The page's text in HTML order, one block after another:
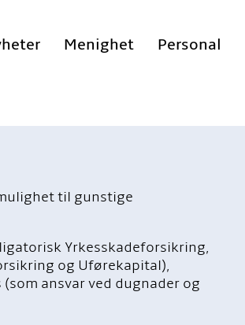
Menighet Personal
til gunstige
Yrkesskadeforsikring,
og Uførekapital),
ansvar ved dugnader og